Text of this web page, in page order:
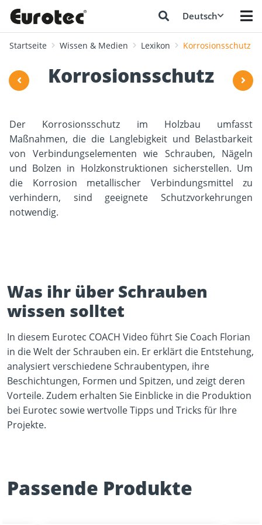
Deutsch
Startseite Wissen & Medien Lexikon Korrosionsschutz
Korrosionsschutz
Der Korrosionsschutz im Holzbau umfasst
Maßnahmen, die die Langlebigkeit und Belastbarkeit
von Verbindungselementen wie Schrauben, Nägeln
und Bolzen in Holzkonstruktionen sicherstellen. Um
die Korrosion metallischer Verbindungsmittel zu
verhindern, sind geeignete Schutzvorkehrungen
notwendig.
Was ihr über Schrauben
wissen solltet
In diesem Eurotec COACH Video führt Sie Coach Florian
in die Welt der Schrauben ein. Er erklärt die Entstehung,
analysiert verschiedene Schraubentypen, ihre
Beschichtungen, Formen und Spitzen, und zeigt deren
Vorteile. Zudem erhalten Sie Einblicke in die Produktion
bei Eurotec sowie wertvolle Tipps und Tricks für Ihre
Projekte.
Passende Produkte